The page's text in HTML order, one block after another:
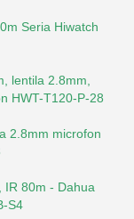
Seria Hiwatch
lentila 2.8mm,
HWT-T120-P-28
2.8mm microfon
IR 80m - Dahua
S4